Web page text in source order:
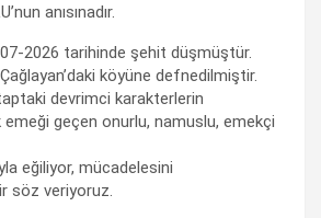
anısınadır.
2026 tarihinde şehit düşmüştür.
köyüne defnedilmiştir.
devrimci karakterlerin
emeği geçen onurlu, namuslu, emekçi
eğiliyor, mücadelesini
söz veriyoruz.